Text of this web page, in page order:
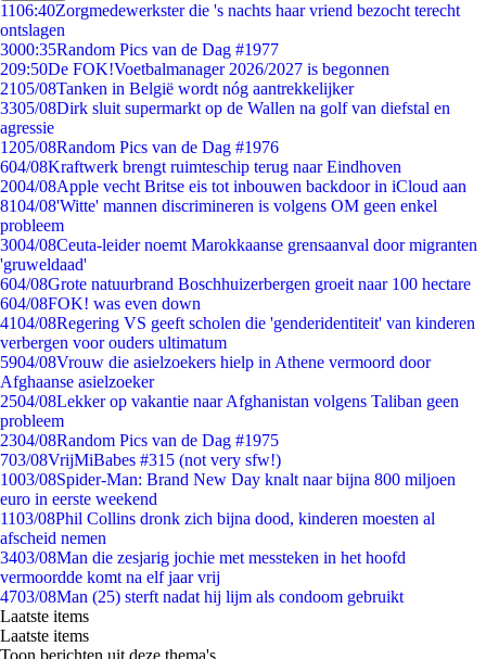
1106:40Zorgmedewerkster die 's nachts haar vriend bezocht terecht
ontslagen
3000:35Random Pics van de Dag #1977
209:50De FOK!Voetbalmanager 2026/2027 is begonnen
2105/08Tanken in België wordt nóg aantrekkelijker
3305/08Dirk sluit supermarkt op de Wallen na golf van diefstal en
agressie
1205/08Random Pics van de Dag #1976
604/08Kraftwerk brengt ruimteschip terug naar Eindhoven
2004/08Apple vecht Britse eis tot inbouwen backdoor in iCloud aan
8104/08'Witte' mannen discrimineren is volgens OM geen enkel
probleem
3004/08Ceuta-leider noemt Marokkaanse grensaanval door migranten
'gruweldaad'
604/08Grote natuurbrand Boschhuizerbergen groeit naar 100 hectare
604/08FOK! was even down
4104/08Regering VS geeft scholen die 'genderidentiteit' van kinderen
verbergen voor ouders ultimatum
5904/08Vrouw die asielzoekers hielp in Athene vermoord door
Afghaanse asielzoeker
2504/08Lekker op vakantie naar Afghanistan volgens Taliban geen
probleem
2304/08Random Pics van de Dag #1975
703/08VrijMiBabes #315 (not very sfw!)
1003/08Spider-Man: Brand New Day knalt naar bijna 800 miljoen
euro in eerste weekend
1103/08Phil Collins dronk zich bijna dood, kinderen moesten al
afscheid nemen
3403/08Man die zesjarig jochie met messteken in het hoofd
vermoordde komt na elf jaar vrij
4703/08Man (25) sterft nadat hij lijm als condoom gebruikt
Laatste items
Laatste items
Toon berichten uit deze thema's